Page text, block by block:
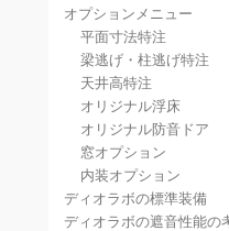
オプションメニュー
平面寸法特注
梁逃げ・柱逃げ特注
天井高特注
オリジナル浮床
オリジナル防音ドア
窓オプション
内装オプション
ディオラボの標準装備
ディオラボの遮音性能の